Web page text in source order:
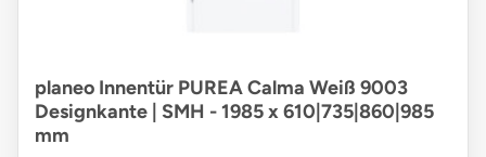
planeo Innentür PUREA Calma Weiß 9003
Designkante | SMH - 1985 x 610|735|860|985
mm